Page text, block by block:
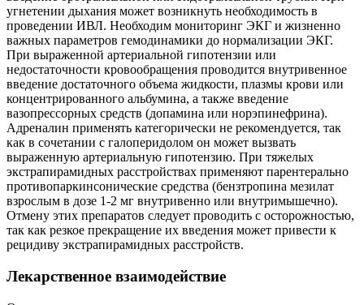
угнетении дыхания может возникнуть необходимость в
проведении ИВЛ. Необходим мониторинг ЭКГ и жизненно
важных параметров гемодинамики до нормализации ЭКГ.
При выраженной артериальной гипотензии или
недостаточности кровообращения проводится внутривенное
введение достаточного объема жидкости, плазмы крови или
концентрированного альбумина, а также введение
вазопрессорных средств (допамина или норэпинефрина).
Адреналин применять категорически не рекомендуется, так
как в сочетании с галоперидолом он может вызвать
выраженную артериальную гипотензию. При тяжелых
экстрапирамидных расстройствах применяют парентерально
противопаркинсонические средства (бензтропина мезилат
взрослым в дозе 1-2 мг внутривенно или внутримышечно).
Отмену этих препаратов следует проводить с осторожностью,
так как резкое прекращение их введения может привести к
рецидиву экстрапирамидных расстройств.
Лекарственное взаимодействие